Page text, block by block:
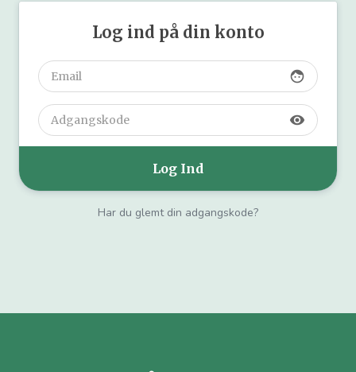
Log ind på din konto
face
visibility
Har du glemt din adgangskode?